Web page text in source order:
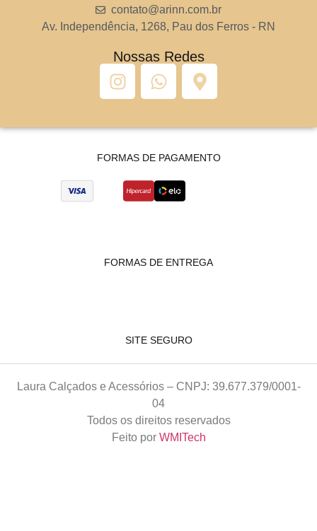
contato@arinn.com.br
Av. Independência, 1268, Pau dos Ferros - RN
Nossas Redes
FORMAS DE PAGAMENTO
FORMAS DE ENTREGA
SITE SEGURO
Laura Calçados e Acessórios – CNPJ: 39.677.379/0001-
04
Todos os direitos reservados
Feito por WMITech